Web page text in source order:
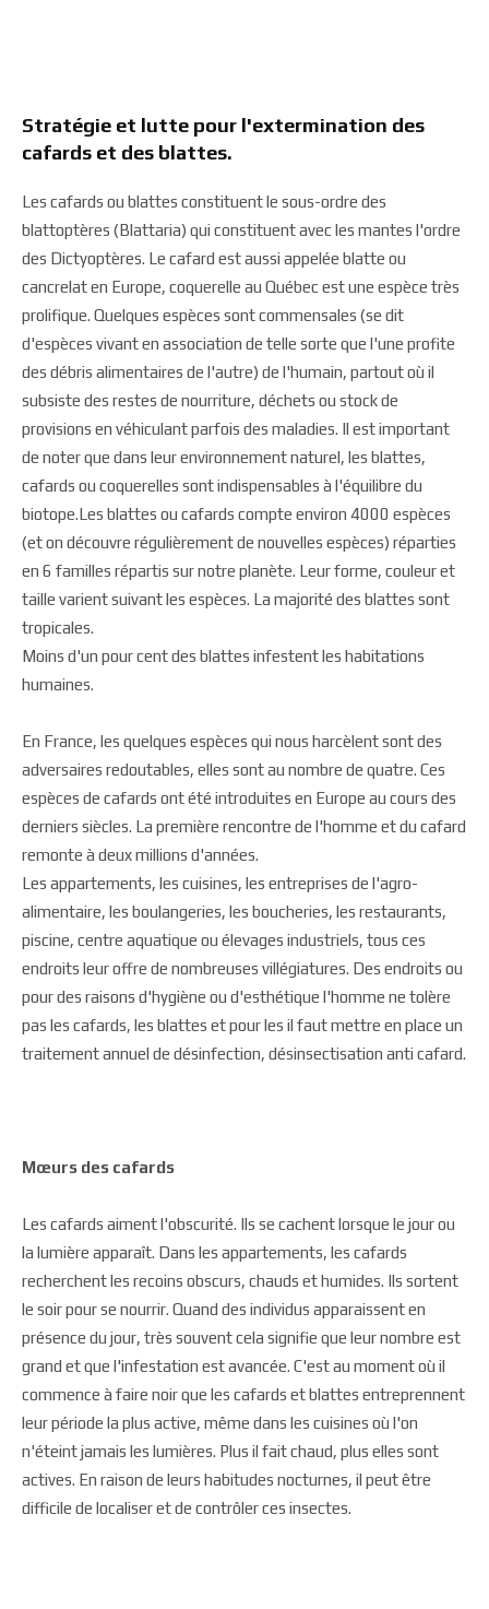
Stratégie et lutte pour l'extermination des
cafards et des blattes.
Les cafards ou blattes constituent le sous-ordre des
blattoptères (Blattaria) qui constituent avec les mantes l'ordre
des Dictyoptères. Le cafard est aussi appelée blatte ou
cancrelat en Europe, coquerelle au Québec est une espèce très
prolifique. Quelques espèces sont commensales (se dit
d'espèces vivant en association de telle sorte que l'une profite
des débris alimentaires de l'autre) de l'humain, partout où il
subsiste des restes de nourriture, déchets ou stock de
provisions en véhiculant parfois des maladies. Il est important
de noter que dans leur environnement naturel, les blattes,
cafards ou coquerelles sont indispensables à l'équilibre du
biotope.Les blattes ou cafards compte environ 4000 espèces
(et on découvre régulièrement de nouvelles espèces) réparties
en 6 familles répartis sur notre planète. Leur forme, couleur et
taille varient suivant les espèces. La majorité des blattes sont
tropicales.
Moins d'un pour cent des blattes infestent les habitations
humaines.
En France, les quelques espèces qui nous harcèlent sont des
adversaires redoutables, elles sont au nombre de quatre. Ces
espèces de cafards ont été introduites en Europe au cours des
derniers siècles. La première rencontre de l'homme et du cafard
remonte à deux millions d'années.
Les appartements, les cuisines, les entreprises de l'agro-
alimentaire, les boulangeries, les boucheries, les restaurants,
piscine, centre aquatique ou élevages industriels, tous ces
endroits leur offre de nombreuses villégiatures. Des endroits ou
pour des raisons d'hygiène ou d'esthétique l'homme ne tolère
pas les cafards, les blattes et pour les il faut mettre en place un
traitement annuel de désinfection, désinsectisation anti cafard.
Mœurs des cafards
Les cafards aiment l'obscurité. Ils se cachent lorsque le jour ou
la lumière apparaît. Dans les appartements, les cafards
recherchent les recoins obscurs, chauds et humides. Ils sortent
le soir pour se nourrir. Quand des individus apparaissent en
présence du jour, très souvent cela signifie que leur nombre est
grand et que l'infestation est avancée. C'est au moment où il
commence à faire noir que les cafards et blattes entreprennent
leur période la plus active, même dans les cuisines où l'on
n'éteint jamais les lumières. Plus il fait chaud, plus elles sont
actives. En raison de leurs habitudes nocturnes, il peut être
difficile de localiser et de contrôler ces insectes.